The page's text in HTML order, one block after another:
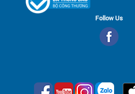
Follow Us